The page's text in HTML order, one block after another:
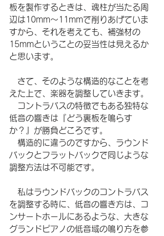
板を製作するときは、魂柱が当たる周
辺は10mm〜11mmで削りあげていま
すから、それを考えても、補強材の
15mmということの妥当性は見えるか
と思います。
さて、そのような構造的なことを考
えた上で、楽器を調整していきます。
コントラバスの特徴でもある独特な
低音の響きは『どう裏板を鳴らす
か？』が勝負どころです。
構造的に違うのですから、ラウンド
バックとフラットバックで同じような
調整方法は不可能です。
私はラウンドバックのコントラバス
を調整する時に、低音の響き方は、コ
ンサートホールにあるような、大きな
グランドピアノの低音域の鳴り方を参